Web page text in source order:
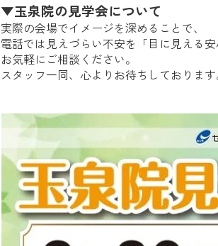
▼玉泉院の見学会について
実際の会場でイメージを深めることで、
電話では見えづらい不安を「目に見える安
お気軽にご相談ください。
スタッフ一同、心よりお待ちしております